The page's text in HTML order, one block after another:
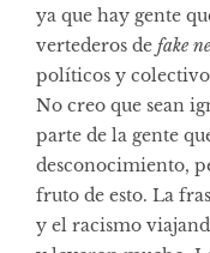
ya que hay gente
vertederos de fake
políticos y
No creo que sean
parte de la gente
desconocimiento,
fruto de esto. La
y el racismo